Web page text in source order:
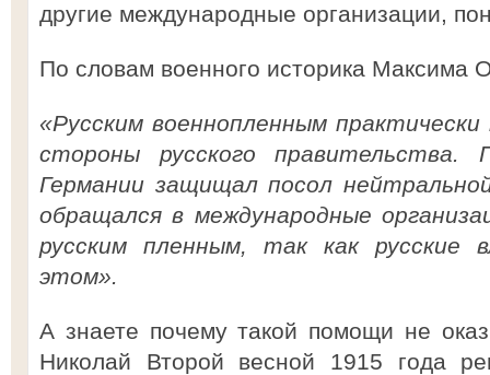
другие международные организации,
По словам военного историка Максима
«Русским военнопленным
стороны русского правительства.
Германии защищал посол
обращался в международные
русским пленным, так как русские
этом».
А знаете почему такой помощи не
Николай Второй весной 1915 года